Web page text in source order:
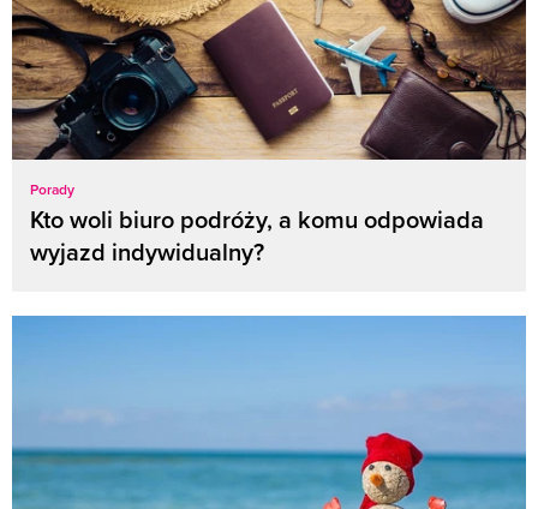
Porady
Kto woli biuro podróży, a komu odpowiada
wyjazd indywidualny?